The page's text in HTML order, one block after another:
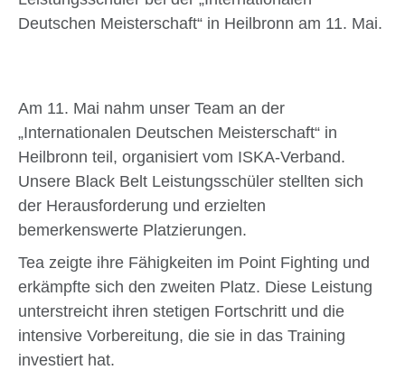
Deutschen Meisterschaft“ in Heilbronn am 11. Mai.
Am 11. Mai nahm unser Team an der
„Internationalen Deutschen Meisterschaft“ in
Heilbronn teil, organisiert vom ISKA-Verband.
Unsere Black Belt Leistungsschüler stellten sich
der Herausforderung und erzielten
bemerkenswerte Platzierungen.
Tea zeigte ihre Fähigkeiten im Point Fighting und
erkämpfte sich den zweiten Platz. Diese Leistung
unterstreicht ihren stetigen Fortschritt und die
intensive Vorbereitung, die sie in das Training
investiert hat.